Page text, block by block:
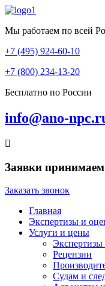
Мы работаем по всей
+7 (495) 924-60-10​
+7 (800) 234-13-20​
Бесплатно по России
info@ano-
Заявки
Заказать звонок
Главная
Экспертизы и
Услуги и цены
Экспертизы
Рецензии
Судам и